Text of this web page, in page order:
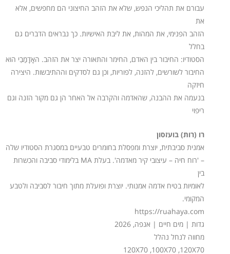
עבורם את תהליכי הנפש, שלא את הזהב החיצוני הם מחפשים, אלא
את
הזהב הפנימי, את המהות, את ליבת האישיות. כך נבראים הדברים גם
בחלל
הסטודיו: החיבור בין האדם, החימר והתאורה יצר את הזהב. האָָדָָמַַבִִי הוא
החיבור לשורשים, להזנה, לפוריות, וכן גם לסדקים וההתיבשות. היצירה
חיזקה
בנעמה את ההבנה, שהאדמה והקרבה אל האחר הן גם מקור הזנה וגם
ריפוי
רו (רות) בועזסון
אמנית סביבתית, יוצרת ומפסלת בחומרים טבעיים במסגרת הסטודיו שלה
– 'רוח חיה – עיצובי קיר מאדמה'. בעלת MA בלימודי סביבה והכשרות
בין
לאומיות בטיח אדמה אמנותי. יוצרת ופועלת מתוך חיבור לסביבה ולטבע
המקומי.
https://ruahaya.com
גדות | מים חיים | אנפה, 2026
מחווה לנחל נהלל
120X70 ,100X70 ,120X70